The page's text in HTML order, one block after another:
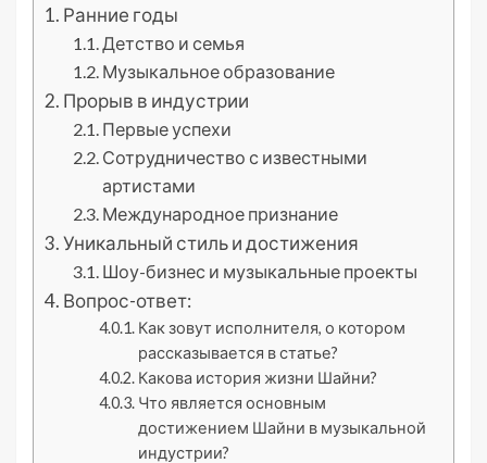
Ранние годы
Детство и семья
Музыкальное образование
Прорыв в индустрии
Первые успехи
Сотрудничество с известными
артистами
Международное признание
Уникальный стиль и достижения
Шоу-бизнес и музыкальные проекты
Вопрос-ответ:
Как зовут исполнителя, о котором
рассказывается в статье?
Какова история жизни Шайни?
Что является основным
достижением Шайни в музыкальной
индустрии?